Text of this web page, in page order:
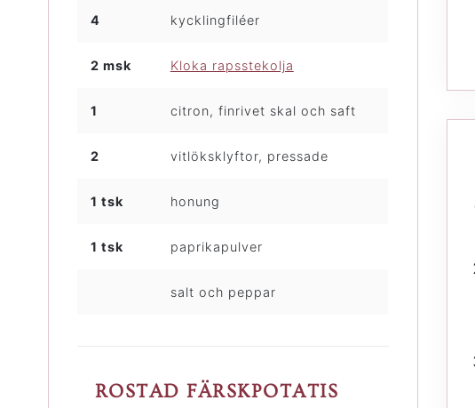
4 kycklingfiléer
2 msk Kloka rapsstekolja
1 citron, finrivet skal och saft
2 vitlöksklyftor, pressade
1 tsk honung
1 tsk paprikapulver
salt och peppar
ROSTAD FÄRSKPOTATIS